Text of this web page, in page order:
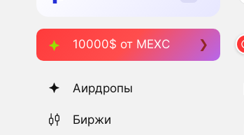
10000$ от MEXC
Аирдропы
Биржи